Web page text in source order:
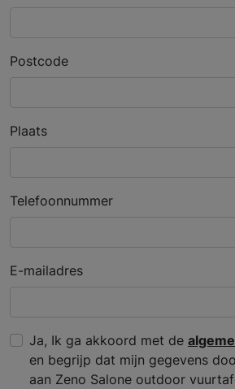
Postcode
Plaats
Telefoonnummer
E-mailadres
Ja, Ik ga akkoord met de
en begrijp dat mijn gegevens
aan Zeno Salone outdoor